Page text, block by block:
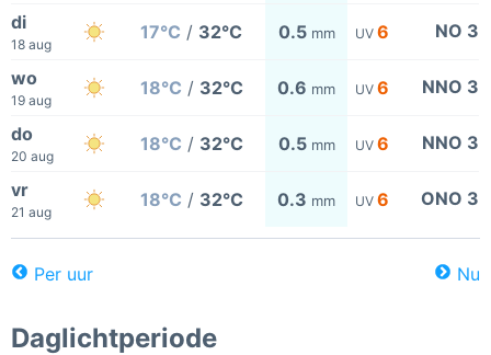
di
18 aug
17°C / 32°C 0.5 mm UV 6 NO 3
wo
19 aug
18°C / 32°C 0.6 mm UV 6 NNO 3
do
20 aug
18°C / 32°C 0.5 mm UV 6 NNO 3
vr
21 aug
18°C / 32°C 0.3 mm UV 6 ONO 3
Per uur Nu
Daglichtperiode